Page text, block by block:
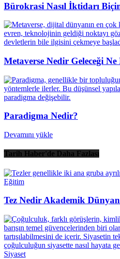
Bürokrasi Nasıl İktidarı
Metaverse Nedir Geleceği
Paradigma Nedir?
Devamını yükle
Tarih Haber'de Daha Fazlası
Eğitim
Tez Nedir Akademik
Siyaset